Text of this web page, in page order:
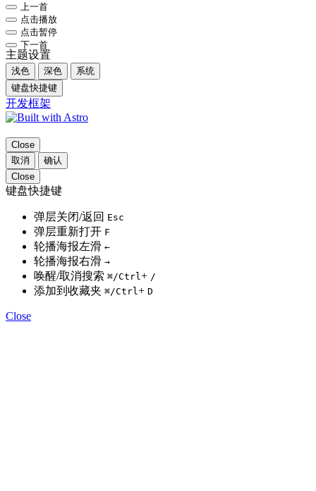
上一首
点击播放
点击暂停
下一首
主题设置
浅色 深色
系统
键盘快捷键
开发框架
Close
取消
确认
Close
键盘快捷键
弹层关闭/返回 Esc
弹层重新打开 F
轮播海报左滑 ←
轮播海报右滑 →
唤醒/取消搜索 ⌘/Ctrl + /
添加到收藏夹 ⌘/Ctrl + D
Close